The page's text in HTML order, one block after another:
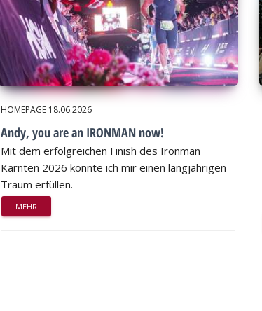
HOMEPAGE 18.06.2026
Andy, you are an IRONMAN now!
Mit dem erfolgreichen Finish des Ironman
Kärnten 2026 konnte ich mir einen langjährigen
Traum erfüllen.
MEHR